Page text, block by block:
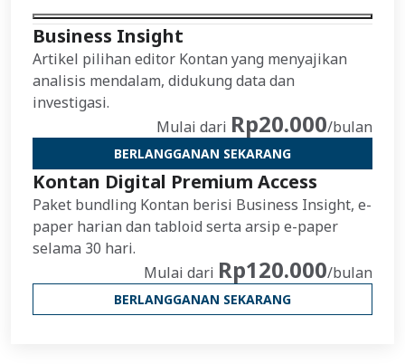
Business Insight
Artikel pilihan editor Kontan yang menyajikan
analisis mendalam, didukung data dan
investigasi.
Mulai dari Rp20.000/bulan
BERLANGGANAN SEKARANG
Kontan Digital Premium Access
Paket bundling Kontan berisi Business Insight, e-
paper harian dan tabloid serta arsip e-paper
selama 30 hari.
Mulai dari Rp120.000/bulan
BERLANGGANAN SEKARANG